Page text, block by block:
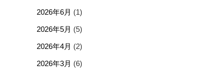
2026年6月 (1)
2026年5月 (5)
2026年4月 (2)
2026年3月 (6)